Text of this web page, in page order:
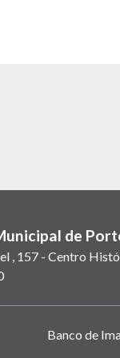
de
, 157 - Centro
Banco de